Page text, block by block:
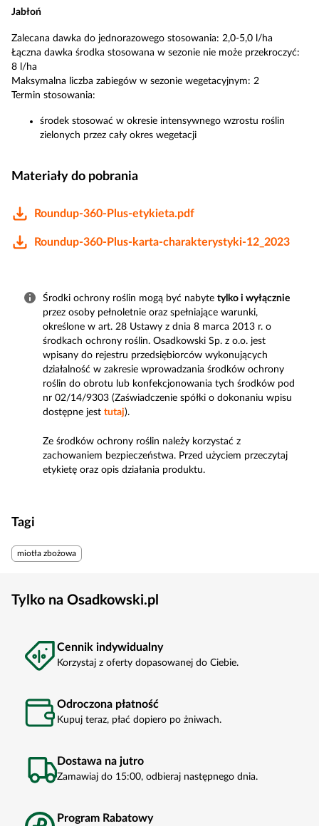
Jabłoń
Zalecana dawka do jednorazowego stosowania: 2,0-5,0 l/ha
Łączna dawka środka stosowana w sezonie nie może przekroczyć:
8 l/ha
Maksymalna liczba zabiegów w sezonie wegetacyjnym: 2
Termin stosowania:
środek stosować w okresie intensywnego wzrostu roślin
zielonych przez cały okres wegetacji
Materiały do pobrania
Roundup-360-Plus-etykieta.pdf
Roundup-360-Plus-karta-charakterystyki-12_2023
Środki ochrony roślin mogą być nabyte tylko i wyłącznie
przez osoby pełnoletnie oraz spełniające warunki,
określone w art. 28 Ustawy z dnia 8 marca 2013 r. o
środkach ochrony roślin. Osadkowski Sp. z o.o. jest
wpisany do rejestru przedsiębiorców wykonujących
działalność w zakresie wprowadzania środków ochrony
roślin do obrotu lub konfekcjonowania tych środków pod
nr 02/14/9303 (Zaświadczenie spółki o dokonaniu wpisu
dostępne jest tutaj).
Ze środków ochrony roślin należy korzystać z
zachowaniem bezpieczeństwa. Przed użyciem przeczytaj
etykietę oraz opis działania produktu.
Tagi
miotła zbożowa
Tylko na Osadkowski.pl
Cennik indywidualny
Korzystaj z oferty dopasowanej do Ciebie.
Odroczona płatność
Kupuj teraz, płać dopiero po żniwach.
Dostawa na jutro
Zamawiaj do 15:00, odbieraj następnego dnia.
Program Rabatowy